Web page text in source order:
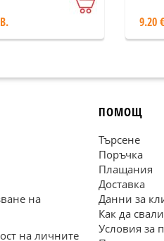
9.20
на
на личните
ПОМОЩ
Търсене
Поръчка
Плащания
Доставка
Данни за
Как да
Условия за